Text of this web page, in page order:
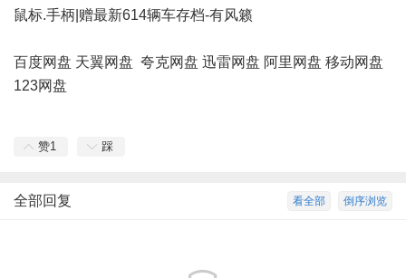
鼠标.手柄|赠最新614辆车存档-有风籁
百度网盘 天翼网盘 夸克网盘 迅雷网盘 阿里网盘 移动网盘
123网盘
赞1 踩
倒序浏览
看全部
全部回复